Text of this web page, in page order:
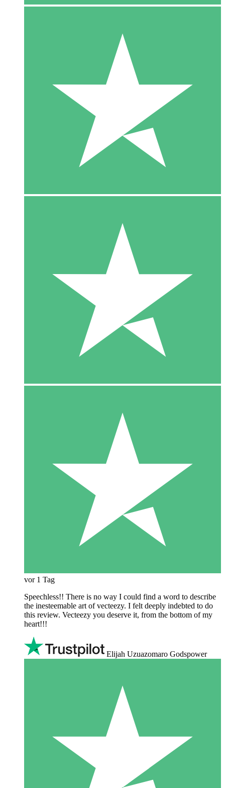
vor 1 Tag
Speechless!! There is no way I could find a word to describe
the inesteemable art of vecteezy. I felt deeply indebted to do
this review. Vecteezy you deserve it, from the bottom of my
heart!!!
Elijah Uzuazomaro Godspower